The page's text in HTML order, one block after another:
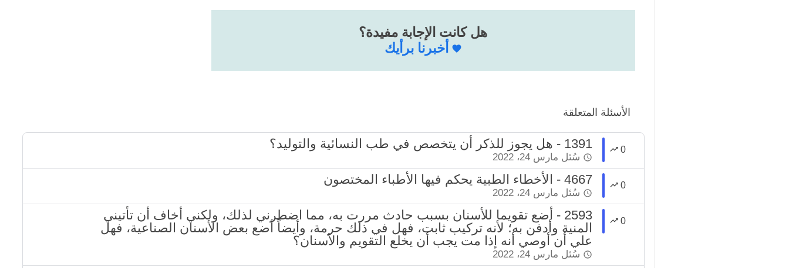
هل كانت الإجابة مفيدة؟
أخبرنا برأيك
الأسئلة المتعلقة
0 1391 - هل يجوز للذكر أن يتخصص في طب النسائية والتوليد؟
سُئل مارس 24، 2022
0 4667 - الأخطاء الطبية يحكم فيها الأطباء المختصون
سُئل مارس 24، 2022
0
2593 - أضع تقويما للأسنان بسبب حادث مررت به، مما اضطرني لذلك، ولكني أخاف أن تأتيني
المنية وأدفن به؛ لأنه تركيب ثابت، فهل في ذلك حرمة، وأيضاً أضع بعض الأسنان الصناعية، فهل
علي أن أوصي أنه إذا مت يجب أن يخلع التقويم والأسنان؟
سُئل مارس 24، 2022